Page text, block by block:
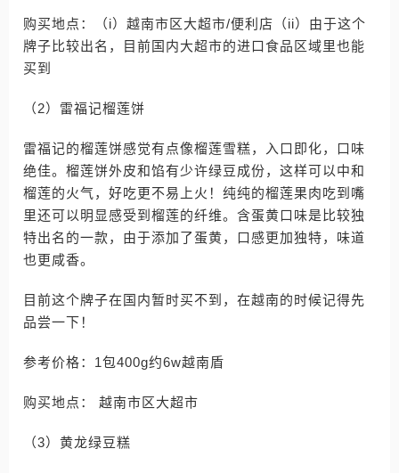
购买地点：（i）越南市区大超市/便利店（ii）由于这个
牌子比较出名，目前国内大超市的进口食品区域里也能
买到
（2）雷福记榴莲饼
雷福记的榴莲饼感觉有点像榴莲雪糕，入口即化，口味
绝佳。榴莲饼外皮和馅有少许绿豆成份，这样可以中和
榴莲的火气，好吃更不易上火！纯纯的榴莲果肉吃到嘴
里还可以明显感受到榴莲的纤维。含蛋黄口味是比较独
特出名的一款，由于添加了蛋黄，口感更加独特，味道
也更咸香。
目前这个牌子在国内暂时买不到，在越南的时候记得先
品尝一下！
参考价格：1包400g约6w越南盾
购买地点： 越南市区大超市
（3）黄龙绿豆糕